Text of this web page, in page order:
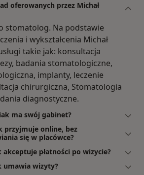
oferowanych przez Michał
stomatolog. Na podstawie
i wykształcenia Michał
takie jak: konsultacja
badania stomatologiczne,
implanty, leczenie
chirurgiczna, Stomatologia
diagnostyczne.
ma swój gabinet?
przyjmuje online, bez
się w placówce?
akceptuje płatności po wizycie?
umawia wizyty?